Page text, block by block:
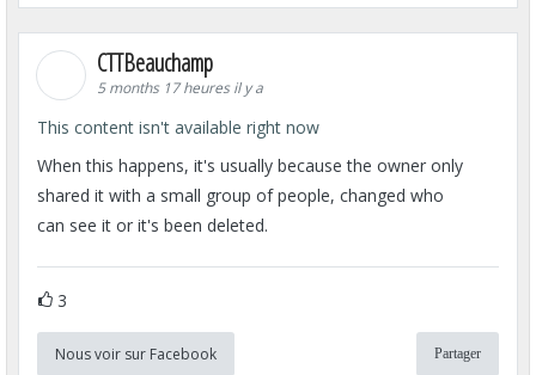
CTTBeauchamp
5 months 17 heures il y a
This content isn't available right now
When this happens, it's usually because the owner only
shared it with a small group of people, changed who
can see it or it's been deleted.
3
Nous voir sur Facebook Partager